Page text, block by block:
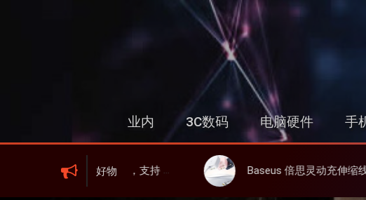
业内 3C数码 电脑硬件 手
好物
持 WIFI 6、屏显、6000mAh 电池、峰值下行2.0Gbps Baseus 倍思灵动充伸缩线充电器 67W 3C，超耐用可伸缩线、氮化镓、3C多设备